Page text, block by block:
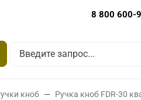
8 800 600-
кноб Ручка кноб FDR-30